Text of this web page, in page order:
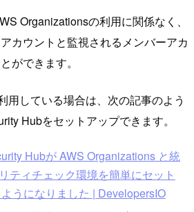
Organizationsの利用に関係なく、
カウントと監視されるメンバーアカ
ができます。
用している場合は、次の記事のよう
Hubをセットアップできます。
Hubが AWS Organizations と統
ティチェック環境を簡単にセット
うになりました | DevelopersIO